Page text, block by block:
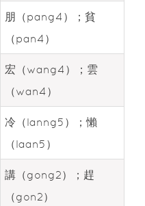
朋（pang4）；貧
（pan4）
宏（wang4）；雲
（wan4）
冷（lanng5）；懶
（laan5）
講（gong2）；趕
（gon2）